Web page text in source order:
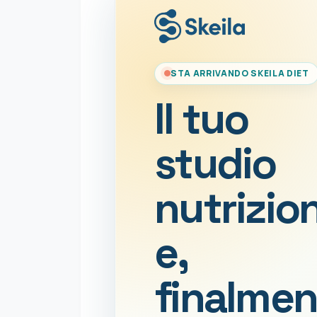
STA ARRIVANDO SKEILA DIET
Il tuo
studio
e,